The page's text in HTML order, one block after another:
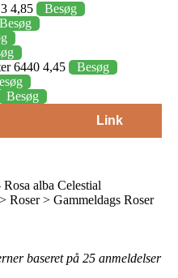
4,85
Besøg
Besøg
6440 4,45
Besøg
Besøg
Link
alba Celestial
Roser > Gammeldags Roser
baseret på 25 anmeldelser